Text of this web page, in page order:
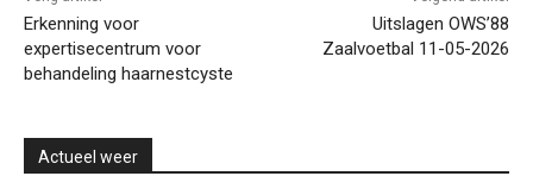
Erkenning voor
expertisecentrum voor
behandeling haarnestcyste
Uitslagen OWS’88
Zaalvoetbal 11-05-2026
Actueel weer